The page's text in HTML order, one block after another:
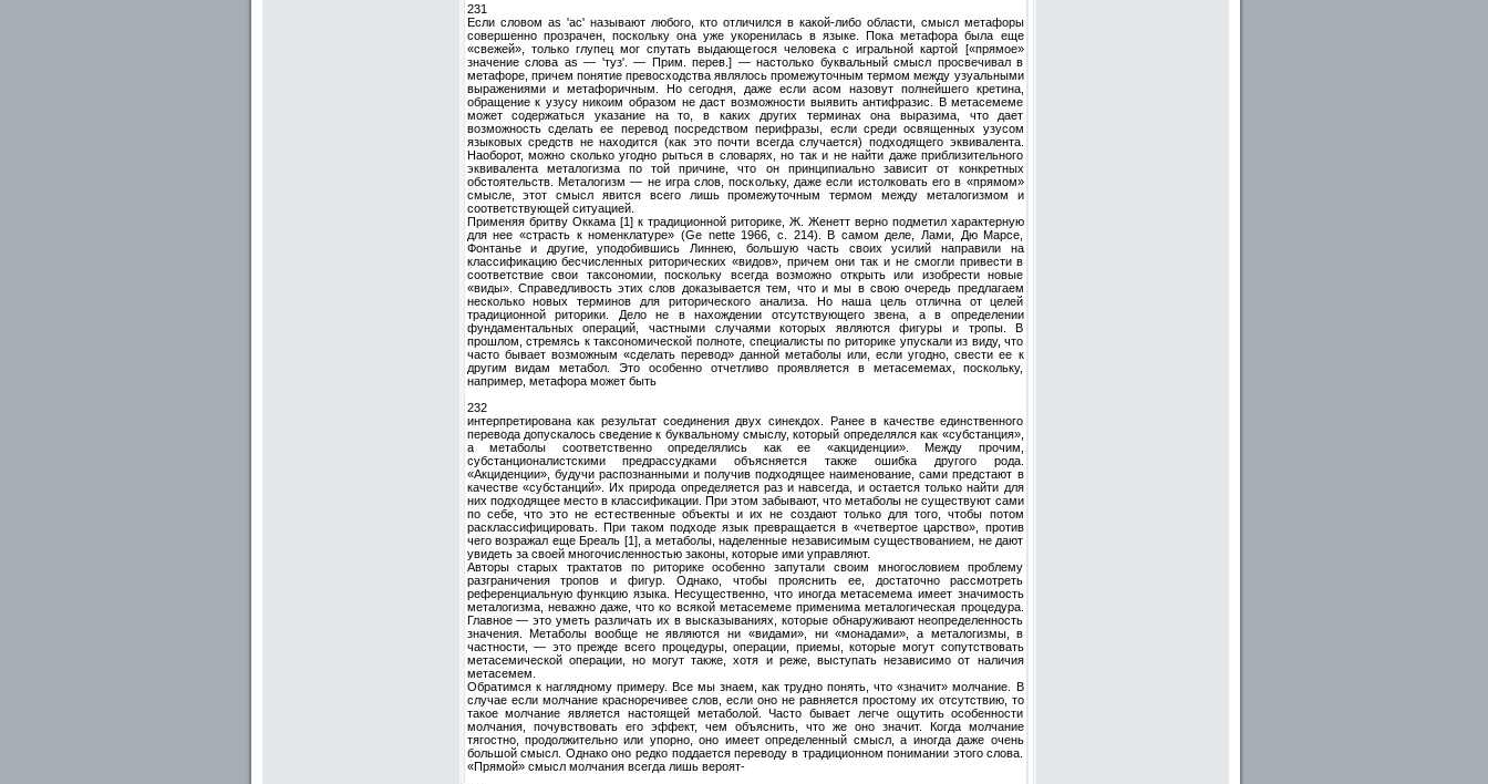
231
Если словом as 'ас' называют любого, кто отличился в какой-либо области, смысл метафоры
совершенно прозрачен, поскольку она уже укоренилась в языке. Пока метафора была еще
«свежей», только глупец мог спутать выдающегося человека с игральной картой [«прямое»
значение слова as — 'туз'. — Прим. перев.] — настолько буквальный смысл просвечивал в
метафоре, причем понятие превосходства являлось промежуточным термом между узуальными
выражениями и метафоричным. Но сегодня, даже если асом назовут полнейшего кретина,
обращение к узусу никоим образом не даст возможности выявить антифразис. В метасемеме
может содержаться указание на то, в каких других терминах она выразима, что дает
возможность сделать ее перевод посредством перифразы, если среди освященных узусом
языковых средств не находится (как это почти всегда случается) подходящего эквивалента.
Наоборот, можно сколько угодно рыться в словарях, но так и не найти даже приблизительного
эквивалента металогизма по той причине, что он принципиально зависит от конкретных
обстоятельств. Металогизм — не игра слов, поскольку, даже если истолковать его в «прямом»
смысле, этот смысл явится всего лишь промежуточным термом между металогизмом и
соответствующей ситуацией.
Применяя бритву Оккама [1] к традиционной риторике, Ж. Женетт верно подметил характерную
для нее «страсть к номенклатуре» (Ge nette 1966, с. 214). В самом деле, Лами, Дю Марсе,
Фонтанье и другие, уподобившись Линнею, большую часть своих усилий направили на
классификацию бесчисленных риторических «видов», причем они так и не смогли привести в
соответствие свои таксономии, поскольку всегда возможно открыть или изобрести новые
«виды». Справедливость этих слов доказывается тем, что и мы в свою очередь предлагаем
несколько новых терминов для риторического анализа. Но наша цель отлична от целей
традиционной риторики. Дело не в нахождении отсутствующего звена, а в определении
фундаментальных операций, частными случаями которых являются фигуры и тропы. В
прошлом, стремясь к таксономической полноте, специалисты по риторике упускали из виду, что
часто бывает возможным «сделать перевод» данной метаболы или, если угодно, свести ее к
другим видам метабол. Это особенно отчетливо проявляется в метасемемах, поскольку,
например, метафора может быть
232
интерпретирована как результат соединения двух синекдох. Ранее в качестве единственного
перевода допускалось сведение к буквальному смыслу, который определялся как «субстанция»,
а метаболы соответственно определялись как ее «акциденции». Между прочим,
субстанционалистскими предрассудками объясняется также ошибка другого рода.
«Акциденции», будучи распознанными и получив подходящее наименование, сами предстают в
качестве «субстанций». Их природа определяется раз и навсегда, и остается только найти для
них подходящее место в классификации. При этом забывают, что метаболы не существуют сами
по себе, что это не естественные объекты и их не создают только для того, чтобы потом
расклассифицировать. При таком подходе язык превращается в «четвертое царство», против
чего возражал еще Бреаль [1], а метаболы, наделенные независимым существованием, не дают
увидеть за своей многочисленностью законы, которые ими управляют.
Авторы старых трактатов по риторике особенно запутали своим многословием проблему
разграничения тропов и фигур. Однако, чтобы прояснить ее, достаточно рассмотреть
референциальную функцию языка. Несущественно, что иногда метасемема имеет значимость
металогизма, неважно даже, что ко всякой метасемеме применима металогическая процедура.
Главное — это уметь различать их в высказываниях, которые обнаруживают неопределенность
значения. Метаболы вообще не являются ни «видами», ни «монадами», а металогизмы, в
частности, — это прежде всего процедуры, операции, приемы, которые могут сопутствовать
метасемической операции, но могут также, хотя и реже, выступать независимо от наличия
метасемем.
Обратимся к наглядному примеру. Все мы знаем, как трудно понять, что «значит» молчание. В
случае если молчание красноречивее слов, если оно не равняется простому их отсутствию, то
такое молчание является настоящей метаболой. Часто бывает легче ощутить особенности
молчания, почувствовать его эффект, чем объяснить, что же оно значит. Когда молчание
тягостно, продолжительно или упорно, оно имеет определенный смысл, а иногда даже очень
большой смысл. Однако оно редко поддается переводу в традиционном понимании этого слова.
«Прямой» смысл молчания всегда лишь вероят-